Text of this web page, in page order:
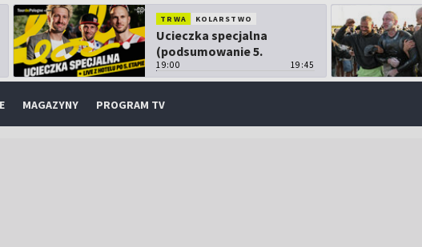
TRWA KOLARSTWO
Ucieczka specjalna
(podsumowanie 5.
etapu TdP)
19:00 19:45
MAGAZYNY PROGRAM TV